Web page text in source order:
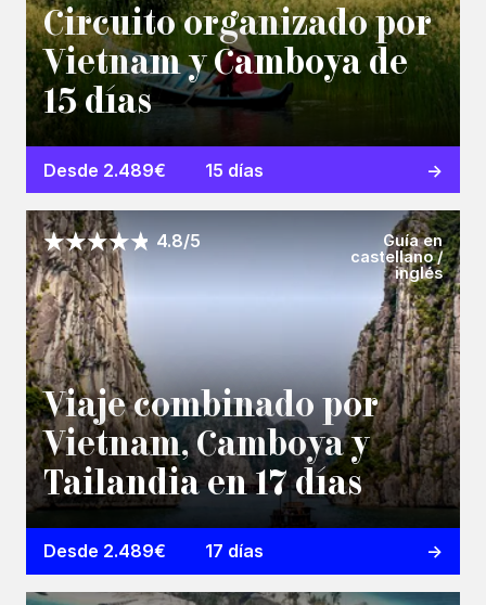
Circuito organizado por
Vietnam y Camboya de
15 días
Desde 2.489€ 15 días
4.8/5
Guía en
castellano /
inglés
Viaje combinado por
Vietnam, Camboya y
Tailandia en 17 días
Desde 2.489€ 17 días